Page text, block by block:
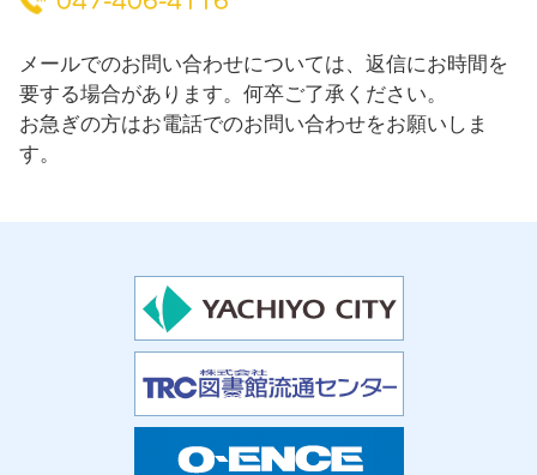
メールでのお問い合わせについては、返信にお時間を
要する場合があります。何卒ご了承ください。
お急ぎの方はお電話でのお問い合わせをお願いしま
す。